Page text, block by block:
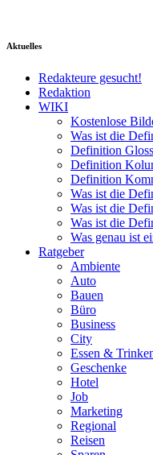
Aktuelles
Redakteure gesucht!
Redaktion
WIKI
Kostenlose
Was ist die
Definition
Definition
Definition
Was ist die
Was ist die
Was ist die
Was genau ist
Ratgeber
Ambiente
Auto
Bauen
Büro
Business
City
Essen &
Geschenke
Hotel
Job
Marketing
Regional
Reisen